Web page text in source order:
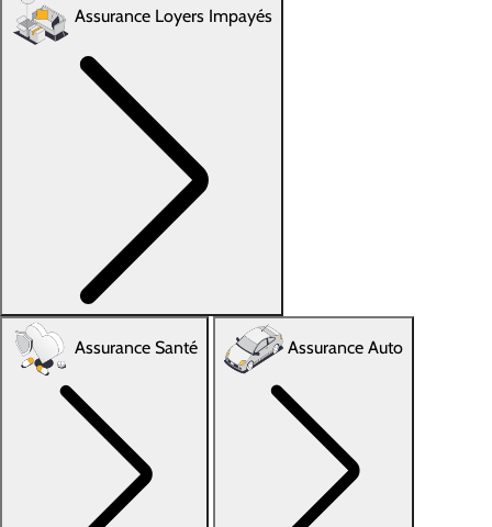
Assurance Loyers Impayés
Assurance Santé Assurance Auto